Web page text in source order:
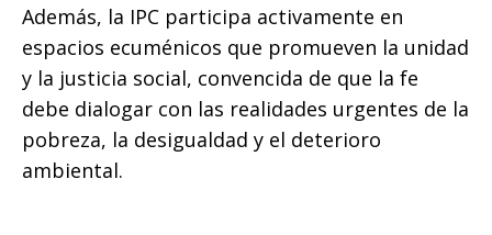
Además, la IPC participa activamente en
espacios ecuménicos que promueven la unidad
y la justicia social, convencida de que la fe
debe dialogar con las realidades urgentes de la
pobreza, la desigualdad y el deterioro
ambiental.